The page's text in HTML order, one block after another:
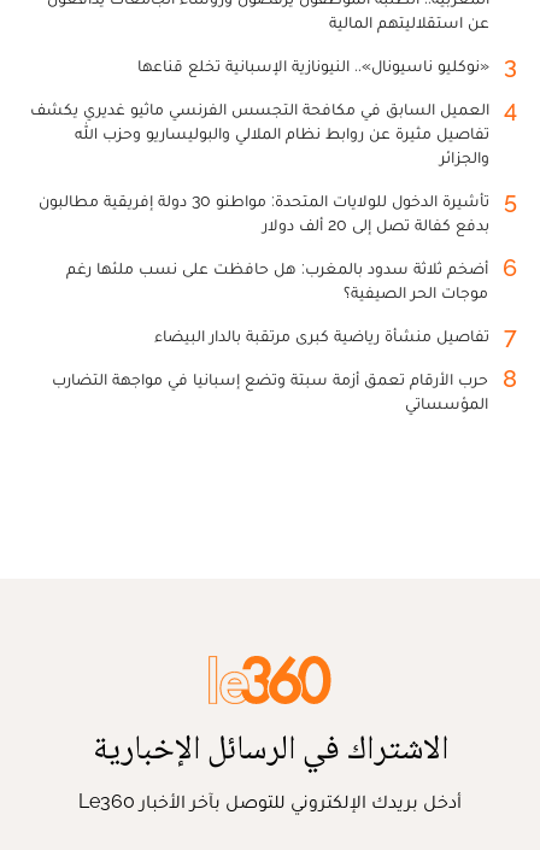
عن استقلاليتهم المالية
3 «نوكليو ناسيونال».. النيونازية الإسبانية تخلع قناعها
4
العميل السابق في مكافحة التجسس الفرنسي ماثيو غديري يكشف
تفاصيل مثيرة عن روابط نظام الملالي والبوليساريو وحزب الله
والجزائر
5
تأشيرة الدخول للولايات المتحدة: مواطنو 30 دولة إفريقية مطالبون
بدفع كفالة تصل إلى 20 ألف دولار
6
أضخم ثلاثة سدود بالمغرب: هل حافظت على نسب ملئها رغم
موجات الحر الصيفية؟
7 تفاصيل منشأة رياضية كبرى مرتقبة بالدار البيضاء
8
حرب الأرقام تعمق أزمة سبتة وتضع إسبانيا في مواجهة التضارب
المؤسساتي
الاشتراك في الرسائل الإخبارية
أدخل بريدك الإلكتروني للتوصل بآخر الأخبار Le360